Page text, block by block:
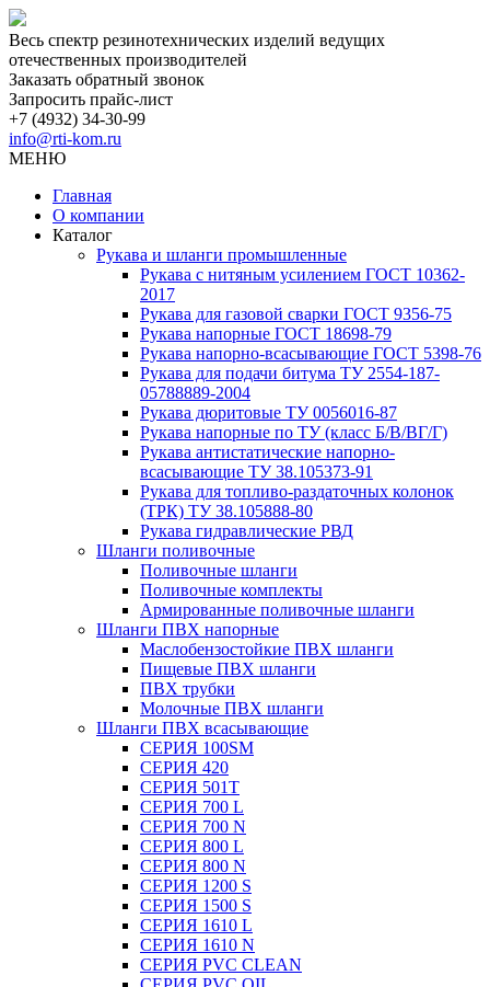
Весь спектр резинотехнических изделий ведущих
отечественных производителей
Заказать обратный звонок
Запросить прайс-лист
+7 (4932) 34-30-99
info@rti-kom.ru
МЕНЮ
Главная
О компании
Каталог
Рукава и шланги промышленные
Рукава с нитяным усилением ГОСТ 10362-
2017
Рукава для газовой сварки ГОСТ 9356-75
Рукава напорные ГОСТ 18698-79
Рукава нaпорно-всасывающие ГОСТ 5398-76
Рукава для подачи битума ТУ 2554-187-
05788889-2004
Рукава дюритовые ТУ 0056016-87
Рукава напорные по ТУ (класс Б/В/ВГ/Г)
Рукава антистатические напорно-
всасывающие ТУ 38.105373-91
Рукава для топливо-раздаточных колонок
(ТРК) ТУ 38.105888-80
Рукава гидравлические РВД
Шланги поливочные
Поливочные шланги
Поливочные комплекты
Армированные поливочные шланги
Шланги ПВХ напорные
Маслобензостойкие ПВХ шланги
Пищевые ПВХ шланги
ПВХ трубки
Молочные ПВХ шланги
Шланги ПВХ всасывающие
СЕРИЯ 100SM
СЕРИЯ 420
СЕРИЯ 501T
СЕРИЯ 700 L
СЕРИЯ 700 N
СЕРИЯ 800 L
СЕРИЯ 800 N
СЕРИЯ 1200 S
СЕРИЯ 1500 S
СЕРИЯ 1610 L
СЕРИЯ 1610 N
СЕРИЯ PVC CLEAN